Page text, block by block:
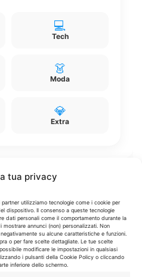
tua privacy
utilizziamo tecnologie come i cookie per
dispositivo. Il consenso a queste tecnologie
dati personali come il comportamento durante la
annunci (non) personalizzati. Non
su alcune caratteristiche e funzioni.
o per fare scelte dettagliate. Le tue scelte
modificare le impostazioni in qualsiasi
i pulsanti della Cookie Policy o cliccando
inferiore dello schermo.
💻
Tech
👗
Moda
💎
Extra
rispettivi proprietari. Le offerte
verifica sempre le condizioni